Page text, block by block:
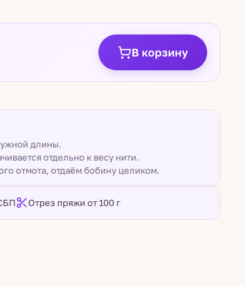
В корзину
длины.
отдельно к весу нити.
отмота, отдаём бобину целиком.
Отрез пряжи от 100 г